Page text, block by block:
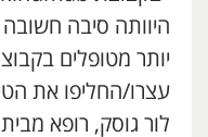
היוותה סיבה
עצרו/החליפו את
לור גוסק, רופא